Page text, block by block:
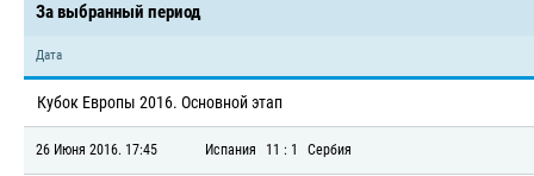
За выбранный период
Дата
Кубок Европы 2016. Основной этап
26 Июня 2016. 17:45 Испания 11 : 1 Сербия